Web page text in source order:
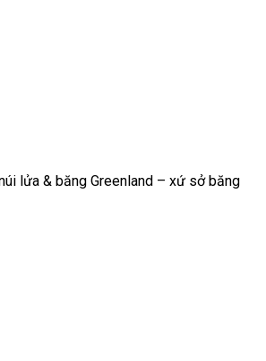
lửa & băng Greenland – xứ sở băng